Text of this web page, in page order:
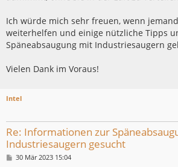
Ich würde mich sehr freuen, wenn
weiterhelfen und einige nützliche Tipps
Späneabsaugung mit Industriesaugern
Vielen Dank im Voraus!
Intel
Re: Informationen zur
Industriesaugern gesucht
B30 Mär 2023 15:04